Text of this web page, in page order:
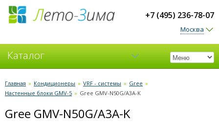
+7 (495) 236-78-07
Москва
Каталог
Кондиционеры
Главная » Кондиционеры » VRF - системы » Gree »
Настенные блоки GMV-5 » Gree GMV-N50G/A3A-K
Gree GMV-N50G/A3A-K